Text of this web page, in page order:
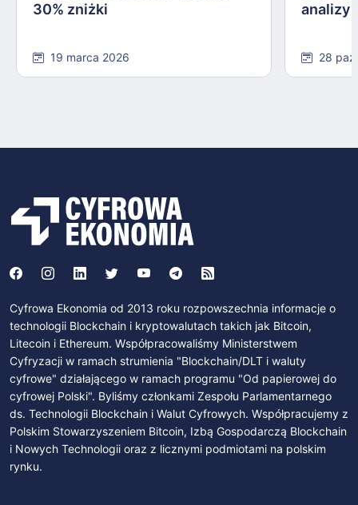
30% zniżki
19 marca 2026
analizy
28
Cyfrowa Ekonomia od 2013 roku rozpowszechnia informacje o
technologii Blockchain i kryptowalutach takich jak Bitcoin,
Litecoin i Ethereum. Współpracowaliśmy Ministerstwem
Cyfryzacji w ramach strumienia "Blockchain/DLT i waluty
cyfrowe" działającego w ramach programu "Od papierowej do
cyfrowej Polski". Byliśmy członkami Zespołu Parlamentarnego
ds. Technologii Blockchain i Walut Cyfrowych. Współpracujemy z
Polskim Stowarzyszeniem Bitcoin, Izbą Gospodarczą Blockchain
i Nowych Technologii oraz z licznymi podmiotami na polskim
rynku.